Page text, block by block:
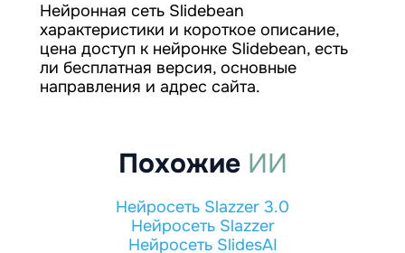
Нейронная сеть Slidebean
характеристики и короткое описание,
цена доступ к нейронке Slidebean, есть
ли бесплатная версия, основные
направления и адрес сайта.
Похожие ИИ
Нейросеть Slazzer 3.0
Нейросеть Slazzer
Нейросеть SlidesAI